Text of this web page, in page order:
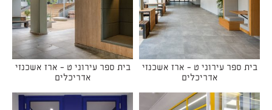
בית ספר עירוני ט - ארז אשכנזי
אדריכלים
בית ספר עירוני ט - ארז אשכנזי
אדריכלים